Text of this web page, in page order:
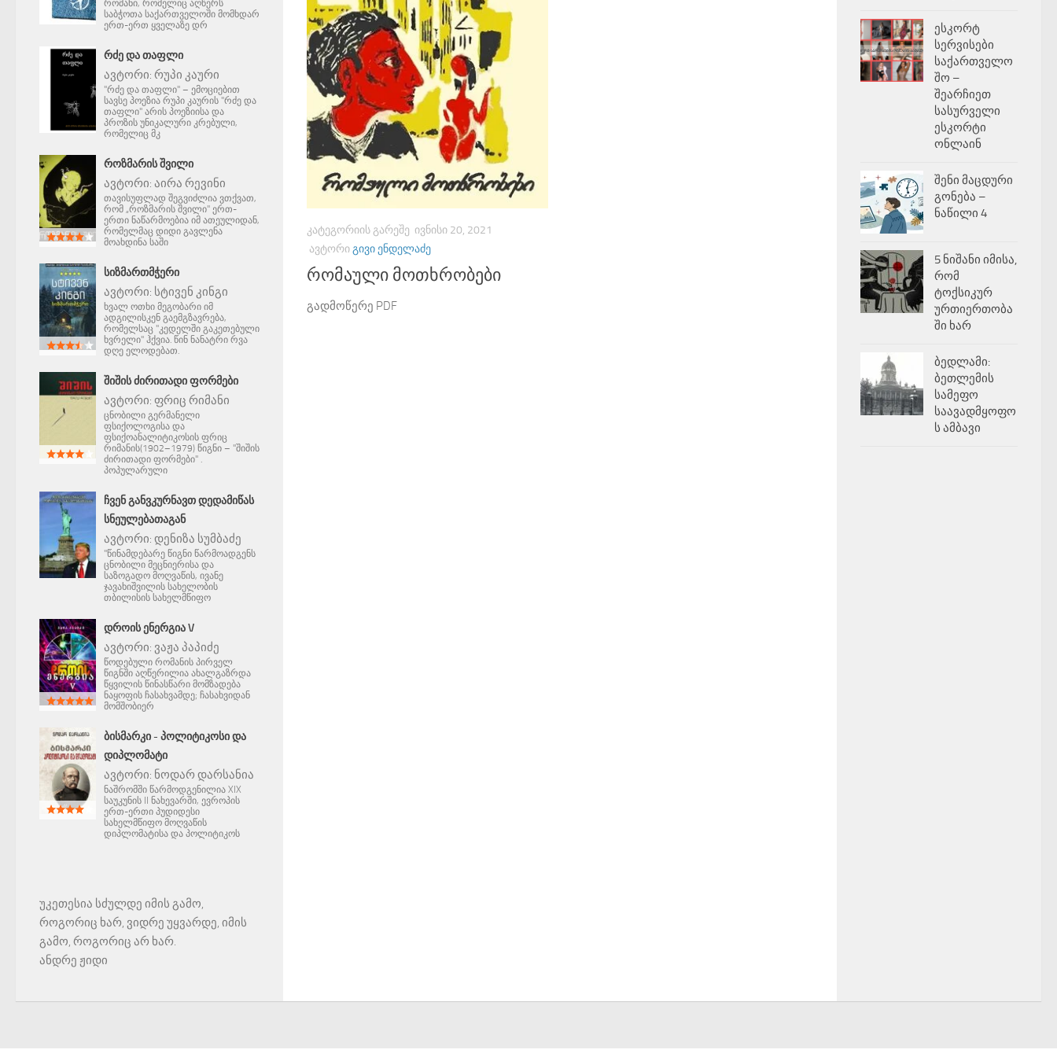
ᲙᲐᲢᲔᲒᲝᲠᲘᲘᲡ ᲒᲐᲠᲔᲨᲔ ᲘᲕᲜᲘᲡᲘ 20, 2021
ᲐᲕᲢᲝᲠᲘᲒᲘᲕᲘ ᲔᲜᲓᲔᲚᲐᲫᲔ
რომაული მოთხრობები
გადმოწერე PDF
რომანი, რომელიც აღწერს
საბჭოთა საქართველოში მომხდარ
ერთ-ერთ ყველაზე დრ
ᲠᲫᲔ ᲓᲐ ᲗᲐᲤᲚᲘ
ავტორი: რუპი კაური
"რძე და თაფლი" – ემოციებით
სავსე პოეზია რუპი კაურის "რძე და
თაფლი" არის პოეზიისა და
პროზის უნიკალური კრებული,
რომელიც მკ
ᲠᲝᲖᲛᲐᲠᲘᲡ ᲨᲕᲘᲚᲘ
ავტორი: აირა რევინი
თავისუფლად შეგვიძლია ვთქვათ,
რომ „როზმარის შვილი" ერთ-
ერთი ნაწარმოებია იმ ათეულიდან,
რომელმაც დიდი გავლენა
მოახდინა საში
ᲡᲘᲖᲛᲐᲠᲗᲛᲭᲔᲠᲘ
ავტორი: სტივენ კინგი
ხვალ ოთხი მეგობარი იმ
ადგილისკენ გაემგზავრება,
რომელსაც "კედელში გაკეთებული
ხვრელი" ჰქვია. წინ ნანატრი რვა
დღე ელოდებათ.
ᲨᲘᲨᲘᲡ ᲫᲘᲠᲘᲗᲐᲓᲘ ᲤᲝᲠᲛᲔᲑᲘ
ავტორი: ფრიც რიმანი
ცნობილი გერმანელი
ფსიქოლოგისა და
ფსიქოანალიტიკოსის ფრიც
რიმანის(1902–1979) წიგნი – "შიშის
ძირითადი ფორმები" .
პოპულარული
ᲩᲕᲔᲜ ᲒᲐᲜᲕᲙᲣᲠᲜᲐᲕᲗ ᲓᲔᲓᲐᲛᲘᲬᲐᲡ
ᲡᲜᲔᲣᲚᲔᲑᲐᲗᲐᲒᲐᲜ
ავტორი: დენიზა სუმბაძე
"წინამდებარე წიგნი წარმოადგენს
ცნობილი მეცნიერისა და
საზოგადო მოღვაწის, ივანე
ჯავახიშვილის სახელობის
თბილისის სახელმწიფო
ᲓᲠᲝᲘᲡ ᲔᲜᲔᲠᲒᲘᲐ V
ავტორი: ვაჟა პაპიძე
წოდებული რომანის პირველ
წიგნში აღწერილია ახალგაზრდა
წყვილის წინასწარი მომზადება
ნაყოფის ჩასახვამდე; ჩასახვიდან
მომშობიერ
ᲑᲘᲡᲛᲐᲠᲙᲘ - ᲞᲝᲚᲘᲢᲘᲙᲝᲡᲘ ᲓᲐ
ᲓᲘᲞᲚᲝᲛᲐᲢᲘ
ავტორი: ნოდარ დარსანია
ნაშრომში წარმოდგენილია XIX
საუკუნის II ნახევარში, ევროპის
ერთ-ერთი პუდიდესი
სახელმწიფო მოღვაწის
დიპლომატისა და პოლიტიკოს
უკეთესია სძულდე იმის გამო,
როგორიც ხარ, ვიდრე უყვარდე, იმის
გამო, როგორიც არ ხარ.
ანდრე ჟიდი
ესკორტ
სერვისები
საქართველო
შო –
შეარჩიეთ
სასურველი
ესკორტი
ონლაინ
შენი მაცდური
გონება –
ნაწილი 4
5 ნიშანი იმისა,
რომ
ტოქსიკურ
ურთიერთობა
ში ხარ
ბედლამი:
ბეთლემის
სამეფო
საავადმყოფო
ს ამბავი